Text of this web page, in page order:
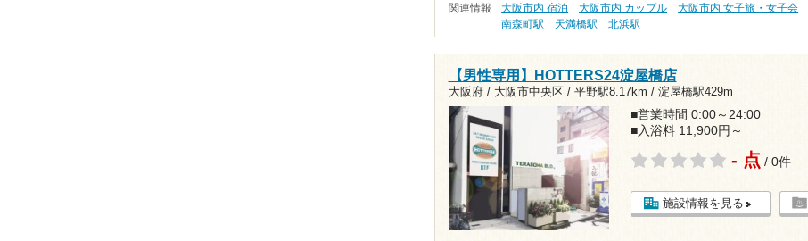
関連情報 大阪市内 宿泊 大阪市内 カップル 大阪市内 女子旅・女子会
南森町駅
天満橋駅 北浜駅
【男性専用】HOTTERS24淀屋橋店
大阪府 / 大阪市中央区 / 平野駅8.17km / 淀屋橋駅429m
■営業時間 0:00～24:00
■入浴料 11,900円～
- 点 / 0件
施設情報を見る